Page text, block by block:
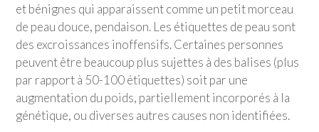
et bénignes qui apparaissent comme un petit morceau
de peau douce, pendaison. Les étiquettes de peau sont
des excroissances inoffensifs. Certaines personnes
peuvent être beaucoup plus sujettes à des balises (plus
par rapport à 50-100 étiquettes) soit par une
augmentation du poids, partiellement incorporés à la
génétique, ou diverses autres causes non identifiées.